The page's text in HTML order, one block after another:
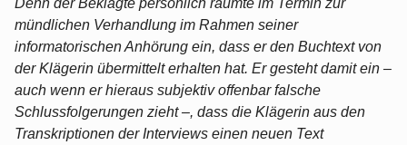
Denn der Beklagte persönlich räumte im Termin zur
mündlichen Verhandlung im Rahmen seiner
informatorischen Anhörung ein, dass er den Buchtext von
der Klägerin übermittelt erhalten hat. Er gesteht damit ein –
auch wenn er hieraus subjektiv offenbar falsche
Schlussfolgerungen zieht –, dass die Klägerin aus den
Transkriptionen der Interviews einen neuen Text